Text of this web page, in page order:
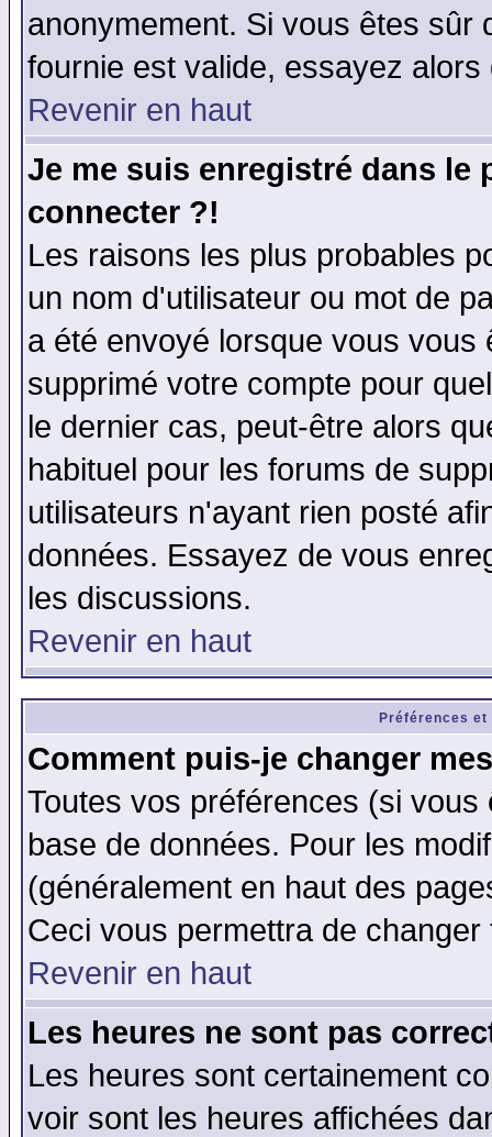
anonymement. Si vous êtes sûr
fournie est valide, essayez
Revenir en haut
Je me suis enregistré dans le
connecter ?!
Les raisons les plus probables
un nom d'utilisateur ou mot de
a été envoyé lorsque vous
supprimé votre compte pour
le dernier cas, peut-être alors
habituel pour les forums de
utilisateurs n'ayant rien posté
données. Essayez de vous
les discussions.
Revenir en haut
Préférences
Comment puis-je changer
Toutes vos préférences (si
base de données. Pour les
(généralement en haut des
Ceci vous permettra de
Revenir en haut
Les heures ne sont pas
Les heures sont certainement
voir sont les heures affichées